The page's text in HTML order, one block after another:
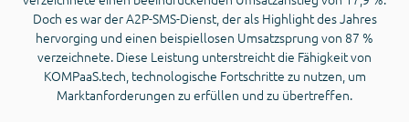
Doch es war der A2P-SMS-Dienst, der als Highlight des Jahres
hervorging und einen beispiellosen Umsatzsprung von 87 %
verzeichnete. Diese Leistung unterstreicht die Fähigkeit von
KOMPaaS.tech, technologische Fortschritte zu nutzen, um
Marktanforderungen zu erfüllen und zu übertreffen.